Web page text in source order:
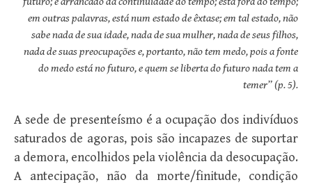
em outras palavras, está num estado de êxtase; em tal estado, não
sabe nada de sua idade, nada de sua mulher, nada de seus filhos,
nada de suas preocupações e, portanto, não tem medo, pois a fonte
do medo está no futuro, e quem se liberta do futuro nada tem a
temer” (p. 5).
A sede de presenteísmo é a ocupação dos indivíduos
saturados de agoras, pois são incapazes de suportar
a demora, encolhidos pela violência da desocupação.
A antecipação, não da morte/finitude, condição